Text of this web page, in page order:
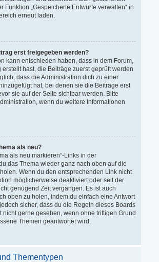
Funktion „Gespeicherte Entwürfe verwalten“ in
erneut laden.
erst freigegeben werden?
kann entschieden haben, dass in dem Forum,
hast, die Beiträge zuerst geprüft werden
dass die Administration dich zu einer
hat, bei denen sie die Beiträge erst
sie auf der Seite sichtbar werden. Bitte
wenn du weitere Informationen
als neu?
als neu markieren“-Links in der
das Thema wieder ganz nach oben auf die
Wenn du den entsprechenden Link nicht
möglicherweise deaktiviert oder seit der
genügend Zeit vergangen. Es ist auch
oben zu holen, indem du einfach eine Antwort
sicher, dass du die Regeln dieses Boards
nicht gerne gesehen, wenn ohne triftigen Grund
Themen geantwortet wird.
Thementypen